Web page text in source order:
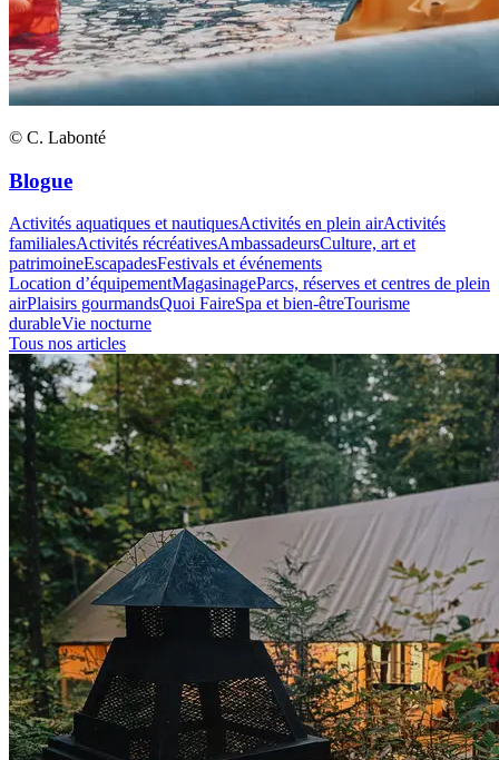
© C. Labonté
Blogue
Activités aquatiques et nautiquesActivités en plein airActivités
familialesActivités récréativesAmbassadeursCulture, art et
patrimoineEscapadesFestivals et événements
Location d’équipementMagasinageParcs, réserves et centres de plein
airPlaisirs gourmandsQuoi FaireSpa et bien-êtreTourisme
durableVie nocturne
Tous nos articles